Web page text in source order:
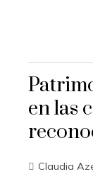
en las
Claudia